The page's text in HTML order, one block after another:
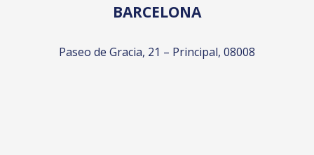
BARCELONA
Paseo de Gracia, 21 – Principal, 08008